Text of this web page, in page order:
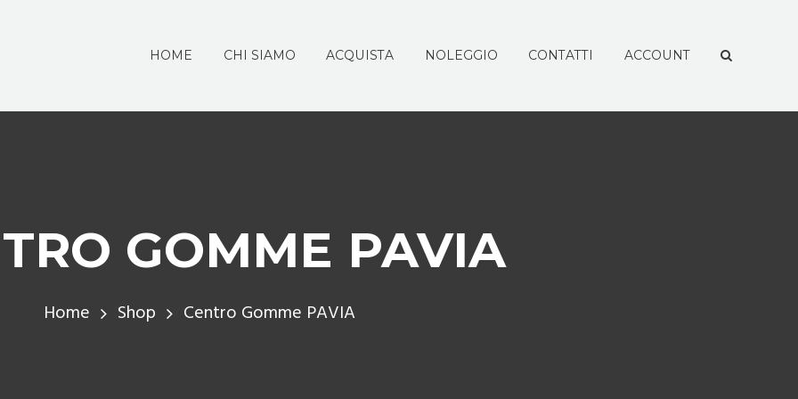
HOME CHI SIAMO ACQUISTA NOLEGGIO CONTATTI ACCOUNT
GOMME PAVIA
Home Shop Centro Gomme PAVIA